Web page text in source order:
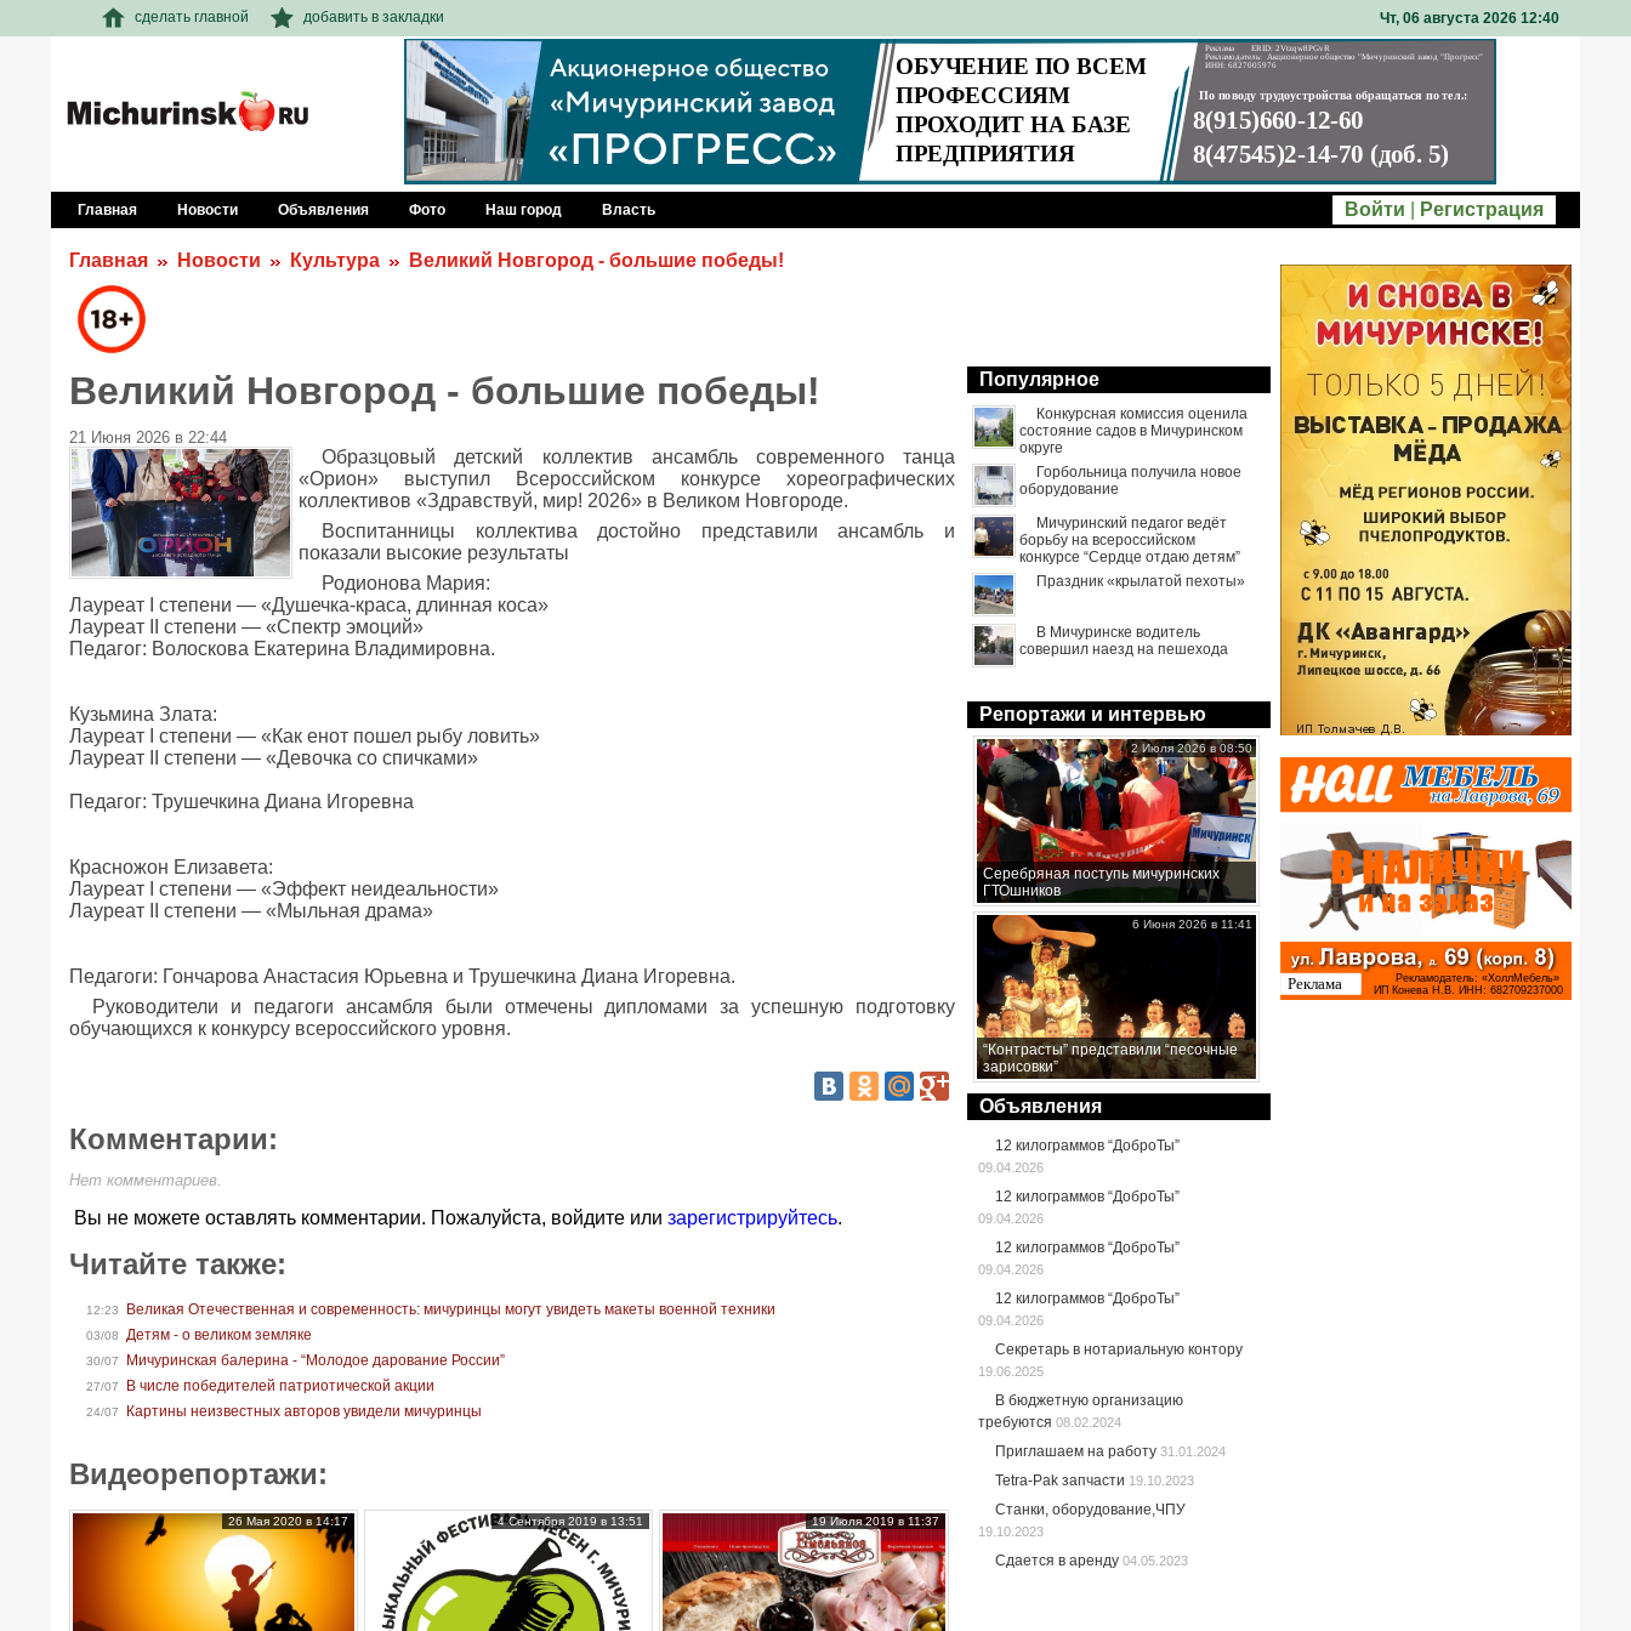
сделать главной добавить в закладки Чт, 06 августа 2026 12 40
Главная Новости Объявления Фото Наш город Власть Войти Регистрация
Главная Новости Культура Великий Новгород - большие победы!
Великий Новгород - большие победы!
21 Июня 2026 в 22:44
Образцовый детский коллектив ансамбль современного танца
«Орион» выступил Всероссийском конкурсе хореографических
коллективов «Здравствуй, мир! 2026» в Великом Новгороде.
Воспитанницы коллектива достойно представили ансамбль и
показали высокие результаты
Родионова Мария:
Лауреат I степени — «Душечка-краса, длинная коса»
Лауреат II степени — «Спектр эмоций»
Педагог: Волоскова Екатерина Владимировна.
Кузьмина Злата:
Лауреат I степени — «Как енот пошел рыбу ловить»
Лауреат II степени — «Девочка со спичками»
Педагог: Трушечкина Диана Игоревна
Красножон Елизавета:
Лауреат I степени — «Эффект неидеальности»
Лауреат II степени — «Мыльная драма»
Педагоги: Гончарова Анастасия Юрьевна и Трушечкина Диана Игоревна.
Руководители и педагоги ансамбля были отмечены дипломами за успешную подготовку
обучающихся к конкурсу всероссийского уровня.
Комментарии:
Нет комментариев.
Вы не можете оставлять комментарии. Пожалуйста, войдите или зарегистрируйтесь.
Читайте также:
12:23 Великая Отечественная и современность: мичуринцы могут увидеть макеты военной техники
03/08 Детям - о великом земляке
30/07 Мичуринская балерина - “Молодое дарование России”
27/07 В числе победителей патриотической акции
24/07 Картины неизвестных авторов увидели мичуринцы
Видеорепортажи:
26 Мая 2020 в 14:17 4 Сентября 2019 в 13:51 19 Июля 2019 в 11:37
Популярное
Конкурсная комиссия оценила
состояние садов в Мичуринском
округе
Горбольница получила новое
оборудование
Мичуринский педагог ведёт
борьбу на всероссийском
конкурсе “Сердце отдаю детям”
Праздник «крылатой пехоты»
В Мичуринске водитель
совершил наезд на пешехода
Репортажи и интервью
Серебряная поступь мичуринских
ГТОшников
2 Июля 2026 в 08:50
“Контрасты” представили “песочные
зарисовки”
6 Июня 2026 в 11:41
Объявления
12 килограммов “ДоброТы”
09.04.2026
12 килограммов “ДоброТы”
09.04.2026
12 килограммов “ДоброТы”
09.04.2026
12 килограммов “ДоброТы”
09.04.2026
Секретарь в нотариальную контору
19.06.2025
В бюджетную организацию
требуются 08.02.2024
Приглашаем на работу 31.01.2024
Tetra-Pak запчасти 19.10.2023
Станки, оборудование,ЧПУ
19.10.2023
Сдается в аренду 04.05.2023